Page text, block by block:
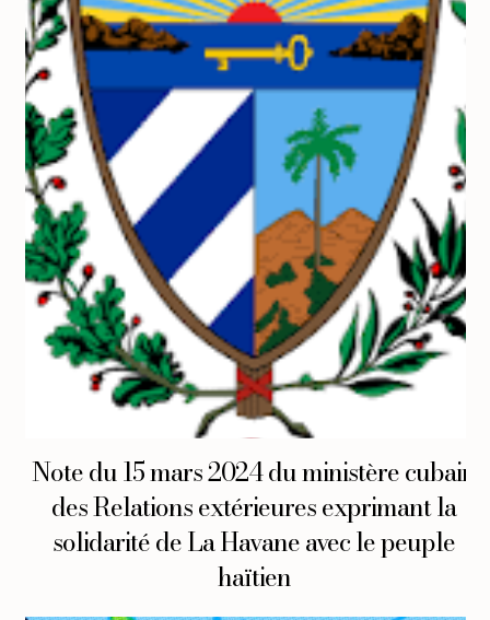
Note du 15 mars 2024 du ministère cubain
des Relations extérieures exprimant la
solidarité de La Havane avec le peuple
haïtien